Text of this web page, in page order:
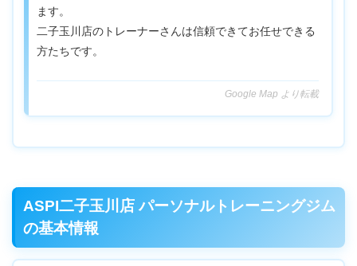
ます。
二子玉川店のトレーナーさんは信頼できてお任せできる
方たちです。
Google Map より転載
ASPI二子玉川店 パーソナルトレーニングジム
の基本情報